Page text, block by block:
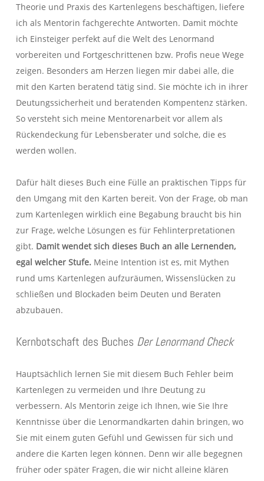
Theorie und Praxis des Kartenlegens beschäftigen, liefere
ich als Mentorin fachgerechte Antworten. Damit möchte
ich Einsteiger perfekt auf die Welt des Lenormand
vorbereiten und Fortgeschrittenen bzw. Profis neue Wege
zeigen. Besonders am Herzen liegen mir dabei alle, die
mit den Karten beratend tätig sind. Sie möchte ich in ihrer
Deutungssicherheit und beratenden Kompentenz stärken.
So versteht sich meine Mentorenarbeit vor allem als
Rückendeckung für Lebensberater und solche, die es
werden wollen.
Dafür hält dieses Buch eine Fülle an praktischen Tipps für
den Umgang mit den Karten bereit. Von der Frage, ob man
zum Kartenlegen wirklich eine Begabung braucht bis hin
zur Frage, welche Lösungen es für Fehlinterpretationen
gibt. Damit wendet sich dieses Buch an alle Lernenden,
egal welcher Stufe. Meine Intention ist es, mit Mythen
rund ums Kartenlegen aufzuräumen, Wissenslücken zu
schließen und Blockaden beim Deuten und Beraten
abzubauen.
Kernbotschaft des Buches Der Lenormand Check
Hauptsächlich lernen Sie mit diesem Buch Fehler beim
Kartenlegen zu vermeiden und Ihre Deutung zu
verbessern. Als Mentorin zeige ich Ihnen, wie Sie Ihre
Kenntnisse über die Lenormandkarten dahin bringen, wo
Sie mit einem guten Gefühl und Gewissen für sich und
andere die Karten legen können. Denn wir alle begegnen
früher oder später Fragen, die wir nicht alleine klären